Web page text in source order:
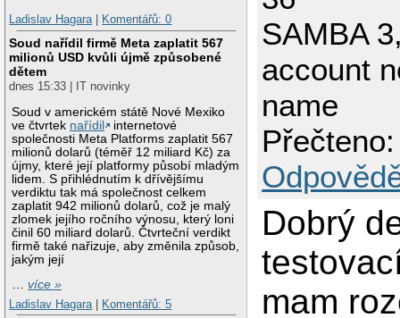
Ladislav Hagara| Komentářů: 0
Soud nařídil firmě Meta zaplatit 567
milionů USD kvůli újmě způsobené
dětem
dnes 15:33 | IT novinky
Soud v americkém státě Nové Mexiko
ve čtvrtek nařídil
internetové
společnosti Meta Platforms zaplatit 567
milionů dolarů (téměř 12 miliard Kč) za
újmy, které její platformy působí mladým
lidem. S přihlédnutím k dřívějšímu
verdiktu tak má společnost celkem
zaplatit 942 milionů dolarů, což je malý
zlomek jejího ročního výnosu, který loni
činil 60 miliard dolarů. Čtvrteční verdikt
firmě také nařizuje, aby změnila způsob,
jakým její
…více »
Ladislav Hagara
Komentářů: 5
SAMBA
account
name
Dobrý
mam